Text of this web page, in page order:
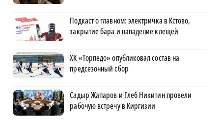
Подкаст о главном: электричка в Кстово,
закрытие бара и нападение клещей
ХК «Торпедо» опубликовал состав на
предсезонный сбор
Садыр Жапаров и Глеб Никитин провели
рабочую встречу в Киргизии